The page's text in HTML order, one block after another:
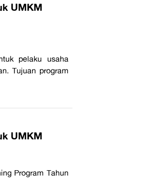
UMKM
pelaku usaha
Tujuan program
UMKM
Program Tahun